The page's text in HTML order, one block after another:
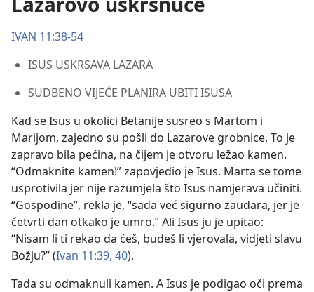
IVAN 11:38-54
ISUS USKRSAVA LAZARA
SUDBENO VIJEĆE PLANIRA UBITI ISUSA
Kad se Isus u okolici Betanije susreo s Martom i
Marijom, zajedno su pošli do Lazarove grobnice. To je
zapravo bila pećina, na čijem je otvoru ležao kamen.
“Odmaknite kamen!” zapovjedio je Isus. Marta se tome
usprotivila jer nije razumjela što Isus namjerava učiniti.
“Gospodine”, rekla je, “sada već sigurno zaudara, jer je
četvrti dan otkako je umro.” Ali Isus ju je upitao:
“Nisam li ti rekao da ćeš, budeš li vjerovala, vidjeti slavu
Božju?” (Ivan 11:39, 40).
Tada su odmaknuli kamen. A Isus je podigao oči prema